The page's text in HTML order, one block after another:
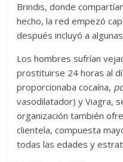
Brindis, donde
hecho, la red empezó
después incluyó a
Los hombres sufrían
prostituirse 24 horas al
proporcionaba cocaína,
vasodilatador) y Viagra,
organización también
clientela, compuesta
todas las edades y